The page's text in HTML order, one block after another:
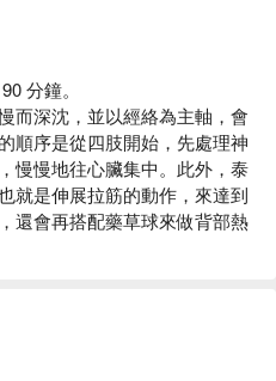
分鐘。
而深沈，並以經絡為主軸，會
順序是從四肢開始，先處理神
慢慢地往心臟集中。此外，泰
就是伸展拉筋的動作，來達到
還會再搭配藥草球來做背部熱